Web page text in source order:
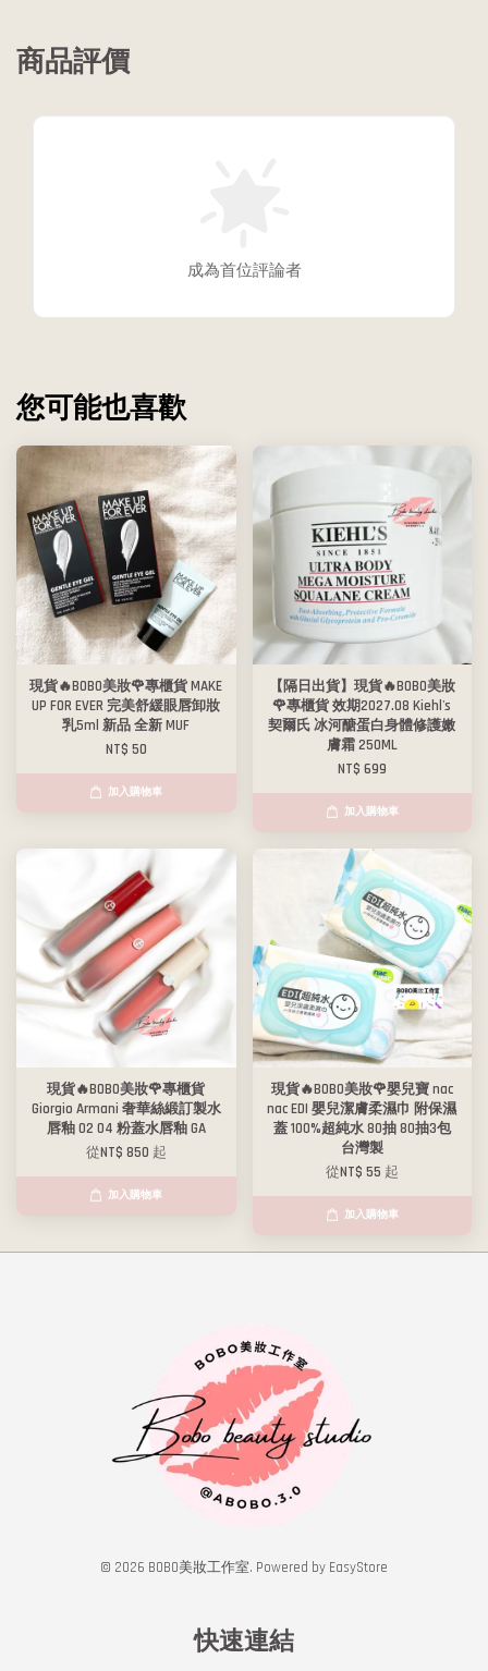
商品評價
成為首位評論者
您可能也喜歡
現貨🔥BOBO美妝🌹專櫃貨 MAKE
UP FOR EVER 完美舒緩眼唇卸妝
乳5ml 新品 全新 MUF
NT$ 50
加入購物車
【隔日出貨】現貨🔥BOBO美妝
🌹專櫃貨 效期2027.08 Kiehl's
契爾氏 冰河醣蛋白身體修護嫩
膚霜 250ML
NT$ 699
加入購物車
現貨🔥BOBO美妝🌹專櫃貨
Giorgio Armani 奢華絲緞訂製水
唇釉 02 04 粉蓋水唇釉 GA
從NT$ 850 起
加入購物車
現貨🔥BOBO美妝🌹嬰兒寶 nac
nac EDI 嬰兒潔膚柔濕巾 附保濕
蓋 100%超純水 80抽 80抽3包
台灣製
從NT$ 55 起
加入購物車
© 2026 BOBO美妝工作室. Powered by EasyStore
快速連結